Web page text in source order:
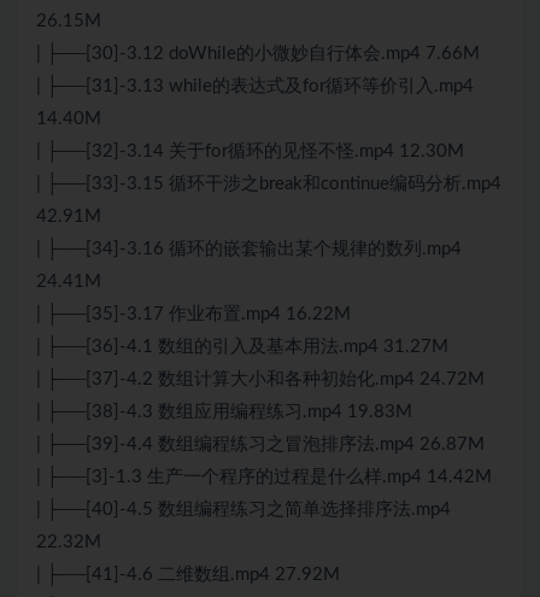
26.15M
| ├──[30]-3.12 doWhile的小微妙自行体会.mp4 7.66M
| ├──[31]-3.13 while的表达式及for循环等价引入.mp4
14.40M
| ├──[32]-3.14 关于for循环的见怪不怪.mp4 12.30M
| ├──[33]-3.15 循环干涉之break和continue编码分析.mp4
42.91M
| ├──[34]-3.16 循环的嵌套输出某个规律的数列.mp4
24.41M
| ├──[35]-3.17 作业布置.mp4 16.22M
| ├──[36]-4.1 数组的引入及基本用法.mp4 31.27M
| ├──[37]-4.2 数组计算大小和各种初始化.mp4 24.72M
| ├──[38]-4.3 数组应用编程练习.mp4 19.83M
| ├──[39]-4.4 数组编程练习之冒泡排序法.mp4 26.87M
| ├──[3]-1.3 生产一个程序的过程是什么样.mp4 14.42M
| ├──[40]-4.5 数组编程练习之简单选择排序法.mp4
22.32M
| ├──[41]-4.6 二维数组.mp4 27.92M